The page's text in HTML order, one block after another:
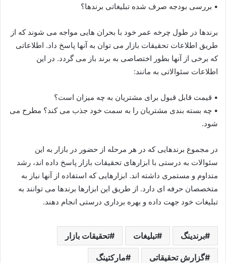
• بررسی بودجه صرف شده تبلیغاتی برندها؟
برندها در طول چرخه عمر خود با بحران هایی مواجه می شوند که از
طریق اطلاعات تحقیقات بازار می توان به آنها پاسخ داد. اطلاعاتی
که برخی از آنها بطور اختصاصی به برند باز می گردد. در این
اطلاعات سئوالاتی به مانند:
• قیمت قابل قبول برای مشتریان به چه میزان است؟
• چه بسته بندی مشتریان را به سمت خود جذب می کند؟ مطرح می
شود.
در مجموع برندهایی که در هر مرحله از حضور در بازار به این
سئوالات به درستی با ابزارهای تحقیقات بازار پاسخ داده اند، رشد
متداوم و مستمری داشته اند. ابزارهایی که استفاده از آنها نیاز به
متخصصان حرفه ای دارد. از طریق این ابزارها برندها می توانند به
تبلیغات خود جهت داده و بهره برداری درستی انجام دهند.
برندینگ تبلیغات تحقیقات بازار
گزارش تحقیقاتی مارکتینگ